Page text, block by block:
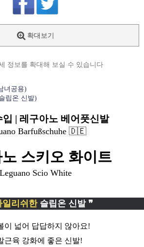
확대보기
정보를 확대해 보실 수 있습니다
녀공용)
립온 신발)
입 | 레구아노 베어풋신발
Barfußschuhe 🇩🇪
스키오 화이트
Leguano Scio White
일리쉬한슬립온 신발 ❞
이 넓어 답답하지 않아요!
근육 강화에 좋은 신발!